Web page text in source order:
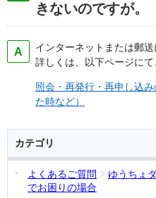
きないのですが。
インターネットまたは郵送
詳しくは、以下ページにて
照会・再発行・再申し込
た時など）
カテゴリ
よくあるご質問 ゆうちょ
でお困りの場合